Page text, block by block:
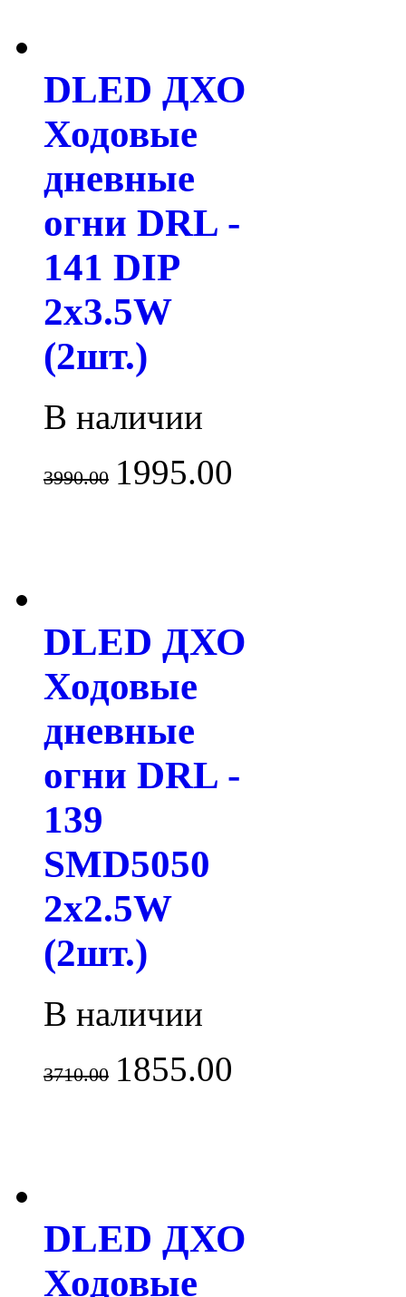
DLED ДХО
Ходовые
дневные
огни DRL -
141 DIP
2x3.5W
(2шт.)
В наличии
3990.00 1995.00
DLED ДХО
Ходовые
дневные
огни DRL -
139
SMD5050
2x2.5W
(2шт.)
В наличии
3710.00 1855.00
DLED ДХО
Ходовые